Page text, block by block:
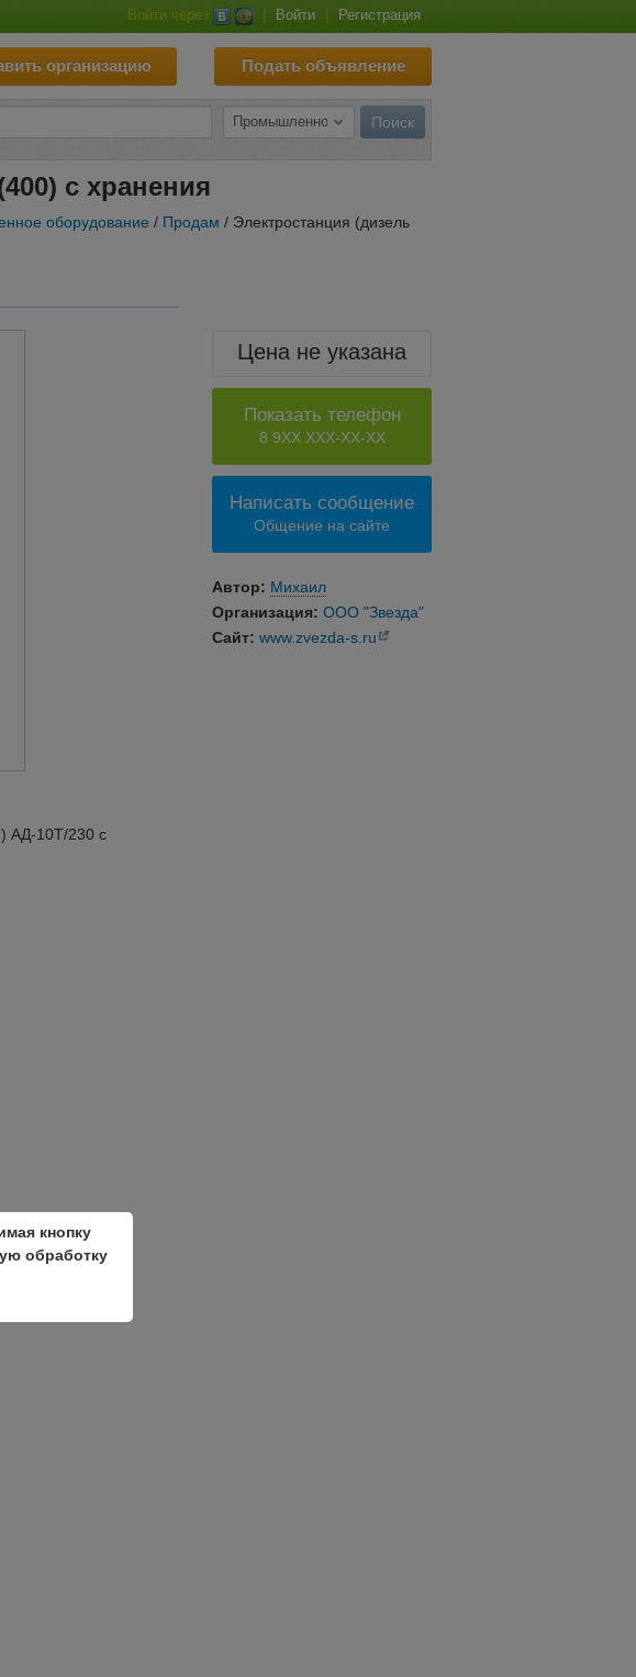
Войти через Войти Регистрация
Подать объявление
организацию
с хранения
оборудование / Продам / Электростанция (дизель
АД-10Т/230 с
Цена не указана
Показать телефон
8 9XX XXX-XX-XX
Написать сообщение
Общение на сайте
Автор: Михаил
Организация: ООО "Звезда"
Сайт: www.zvezda-s.ru
кнопку
обработку